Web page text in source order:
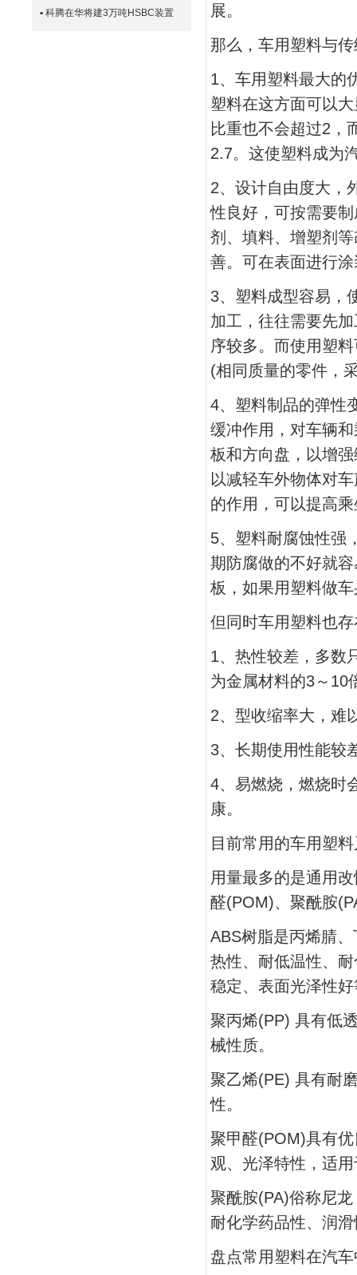
▪ 科腾在华将建3万吨HSBC装置
展。
那么，车用塑料与
1、车用塑料最大的
塑料在这方面可以
比重也不会超过2，
2.7。这使塑料成为
2、设计自由度大，
性良好，可按需要
剂、填料、增塑剂
善。可在表面进行
3、塑料成型容易，
加工，往往需要先
序较多。而使用塑
(相同质量的零件，
4、塑料制品的弹性
缓冲作用，对车辆
板和方向盘，以增
以减轻车外物体对
的作用，可以提高
5、塑料耐腐蚀性强
期防腐做的不好就
板，如果用塑料做
但同时车用塑料也
1、热性较差，多数
为金属材料的3～10
2、型收缩率大，难
3、长期使用性能较
4、易燃烧，燃烧时
康。
目前常用的车用塑
用量最多的是通用
醛(POM)、聚酰胺
ABS树脂是丙烯腈
热性、耐低温性、
稳定、表面光泽性
聚丙烯(PP) 具有低
械性质。
聚乙烯(PE) 具有耐
性。
聚甲醛(POM)具有
观、光泽特性，适
聚酰胺(PA)俗称尼
耐化学药品性、润
盘点常用塑料在汽